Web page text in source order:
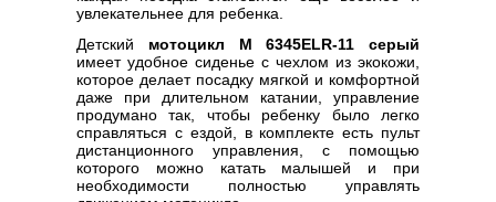
увлекательнее для ребенка.
Детский мотоцикл M 6345ELR-11 серый
имеет удобное сиденье с чехлом из экокожи,
которое делает посадку мягкой и комфортной
даже при длительном катании, управление
продумано так, чтобы ребенку было легко
справляться с ездой, в комплекте есть пульт
дистанционного управления, с помощью
которого можно катать малышей и при
необходимости полностью управлять